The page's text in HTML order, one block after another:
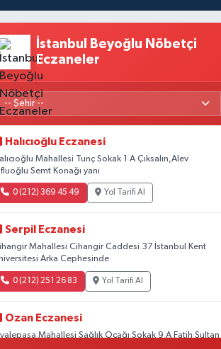
İstanbul Beyoğlu Nöbetçi
Eczaneler
Halıcıoğlu Eczanesi
Mahallesi Tunç Sokak 1 A Çıksalın,Alev
Semt Konağı yanı
0 (212) 369 45 49 Yol Tarifi Al
Serpil Eczanesi
Mahallesi Cihangir Caddesi 37 İstanbul Kent
Arka Cephesinde
0 (212) 251 26 83 Yol Tarifi Al
Ozan Eczanesi
Mahallesi Sağlık Ocağı Sokak 9 A Fatih Sultan